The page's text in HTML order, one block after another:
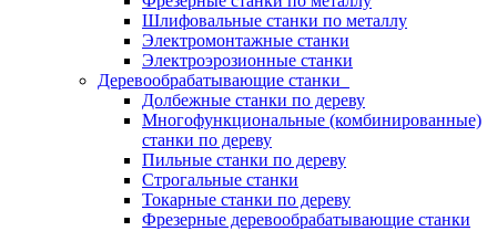
Шлифовальные станки по металлу
Электромонтажные станки
Электроэрозионные станки
Деревообрабатывающие станки
Долбежные станки по дереву
Многофункциональные (комбинированные)
станки по дереву
Пильные станки по дереву
Строгальные станки
Токарные станки по дереву
Фрезерные деревообрабатывающие станки